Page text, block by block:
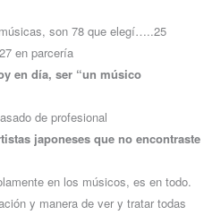
son 78 que elegí…..25
en parcería
en día, ser “un músico
de profesional
japoneses que no encontraste
en los músicos, es en todo.
y manera de ver y tratar todas